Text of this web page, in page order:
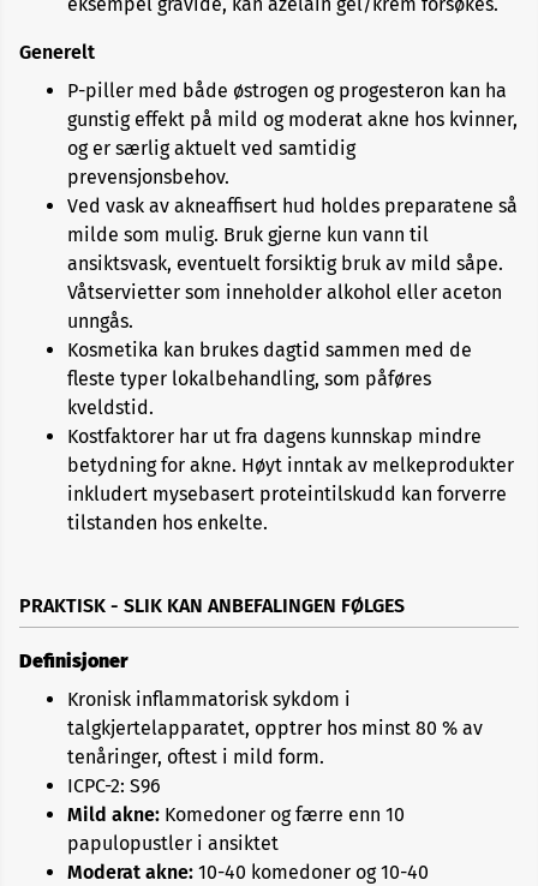
eksempel gravide, kan azelain gel/krem forsøkes.
Generelt
P-piller med både østrogen og progesteron kan ha
gunstig effekt på mild og moderat akne hos kvinner,
og er særlig aktuelt ved samtidig
prevensjonsbehov.
Ved vask av akneaffisert hud holdes preparatene så
milde som mulig. Bruk gjerne kun vann til
ansiktsvask, eventuelt forsiktig bruk av mild såpe.
Våtservietter som inneholder alkohol eller aceton
unngås.
Kosmetika kan brukes dagtid sammen med de
fleste typer lokalbehandling, som påføres
kveldstid.
Kostfaktorer har ut fra dagens kunnskap mindre
betydning for akne. Høyt inntak av melkeprodukter
inkludert mysebasert proteintilskudd kan forverre
tilstanden hos enkelte.
PRAKTISK - SLIK KAN ANBEFALINGEN FØLGES
Definisjoner
Kronisk inflammatorisk sykdom i
talgkjertelapparatet, opptrer hos minst 80 % av
tenåringer, oftest i mild form.
ICPC-2: S96
Mild akne: Komedoner og færre enn 10
papulopustler i ansiktet
Moderat akne: 10-40 komedoner og 10-40